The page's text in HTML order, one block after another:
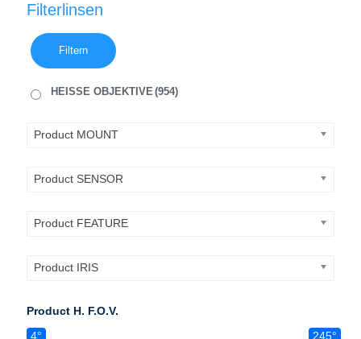
Filterlinsen
Filtern
HEISSE OBJEKTIVE(954)
Product MOUNT
Product SENSOR
Product FEATURE
Product IRIS
Product H. F.O.V.
4°
245°